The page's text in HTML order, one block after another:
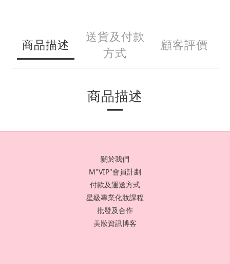
商品描述
送貨及付款
方式
顧客評價
商品描述
關於我們
M"VIP"會員計劃
付款及運送方式
星級專業化妝課程
批發及合作
美妝資訊博客